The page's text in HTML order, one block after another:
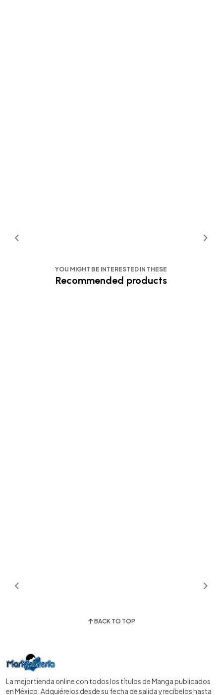
YOU MIGHT BE INTERESTED IN THESE
Recommended products
BACK TO TOP
La mejor tienda online con todos los títulos de Manga publicados
en México. Adquiérelos desde su fecha de salida y recíbelos hasta